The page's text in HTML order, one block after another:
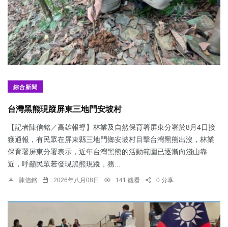
綜合新聞
台灣黑熊現蹤屏東三地門安坡村
【記者陳信銘／高雄報導】林業及自然保育署屏東分署於8月4日接
獲通報，有民眾在屏東縣三地門鄉安坡村目擊台灣黑熊出沒，林業
保育署屏東分署表示，近年台灣黑熊的活動範圍已逐漸向淺山靠
近，呼籲民眾若發現黑熊現蹤，務...
陳信銘 2026年八月08日 141 觀看 0 分享